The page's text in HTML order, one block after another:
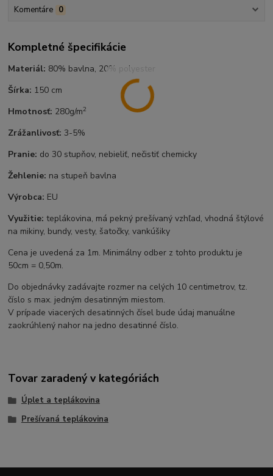
Komentáre 0
Kompletné špecifikácie
Materiál: 80% bavlna, 20% polyester
Šírka: 150 cm
Hmotnosť: 280g/m2
Zrážanlivosť: 3-5%
Pranie: do 30 stupňov, nebieliť, nečistiť chemicky
Žehlenie: na stupeň bavlna
Výrobca: EU
Využitie: teplákovina, má pekný prešívaný vzhľad, vhodná štýlové
na mikiny, bundy, vesty, šatočky, vankúšiky
Cena je uvedená za 1m. Minimálny odber z tohto produktu je
50cm = 0,50m.
Do objednávky zadávajte rozmer na celých 10 centimetrov, tz.
číslo s max. jedným desatinným miestom.
V prípade viacerých desatinných čísel bude údaj manuálne
zaokrúhlený nahor na jedno desatinné číslo.
Tovar zaradený v kategóriách
Úplet a teplákovina
Prešívaná teplákovina